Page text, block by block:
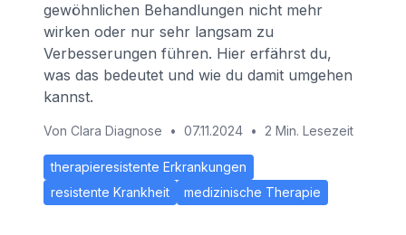
gewöhnlichen Behandlungen nicht mehr
wirken oder nur sehr langsam zu
Verbesserungen führen. Hier erfährst du,
was das bedeutet und wie du damit umgehen
kannst.
Von Clara Diagnose • 07.11.2024 • 2 Min. Lesezeit
therapieresistente Erkrankungen
resistente Krankheit
medizinische Therapie